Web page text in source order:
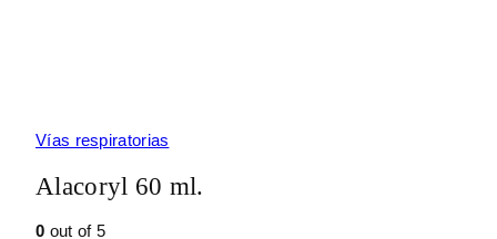
Vías respiratorias
Alacoryl 60 ml.
0 out of 5